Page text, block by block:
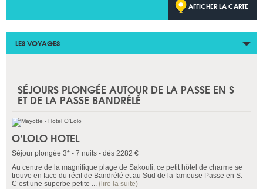
AFFICHER LA CARTE
LES VOYAGES
SÉJOURS PLONGÉE AUTOUR DE LA PASSE EN S
ET DE LA PASSE BANDRÉLÉ
O’LOLO HOTEL
Séjour plongée 3* - 7 nuits - dès 2282 €
Au centre de la magnifique plage de Sakouli, ce petit hôtel de charme se
trouve en face du récif de Bandrélé et au Sud de la fameuse Passe en S.
C’est une superbe petite ... (lire la suite)